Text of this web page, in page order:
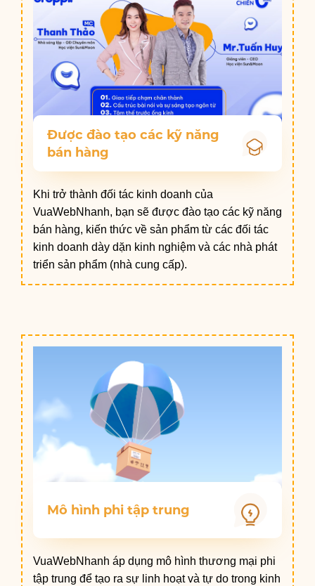
Được đào tạo các kỹ năng
bán hàng
Khi trở thành đối tác kinh doanh của
VuaWebNhanh, bạn sẽ được đào tạo các kỹ năng
bán hàng, kiến thức về sản phẩm từ các đối tác
kinh doanh dày dặn kinh nghiệm và các nhà phát
triển sản phẩm (nhà cung cấp).
Mô hình phi tập trung
VuaWebNhanh áp dụng mô hình thương mại phi
tập trung để tạo ra sự linh hoạt và tự do trong kinh